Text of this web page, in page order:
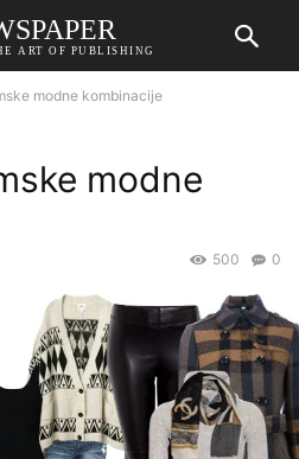
ART OF PUBLISHING
modne kombinacije
modne
0
500